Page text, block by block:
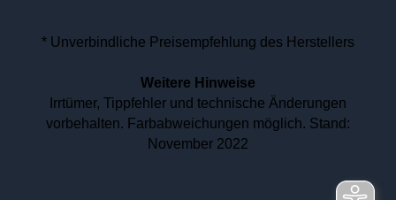
* Unverbindliche Preisempfehlung des Herstellers
Weitere Hinweise
Irrtümer, Tippfehler und technische Änderungen
vorbehalten. Farbabweichungen möglich. Stand:
November 2022